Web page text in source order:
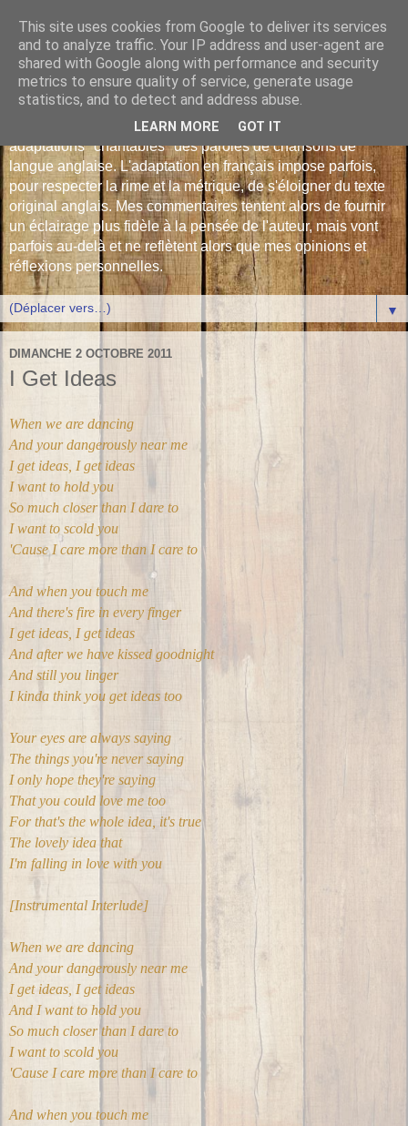
Les Monophonies de
Polyphrène
Versions françaises inédites : déjà plus de 510 traductions -
adaptations "chantables" des paroles de chansons de
langue anglaise. L'adaptation en français impose parfois,
pour respecter la rime et la métrique, de s'éloigner du texte
original anglais. Mes commentaires tentent alors de fournir
un éclairage plus fidèle à la pensée de l'auteur, mais vont
parfois au-delà et ne reflètent alors que mes opinions et
réflexions personnelles.
▼
DIMANCHE 2 OCTOBRE 2011
I Get Ideas
When we are dancing
And your dangerously near me
I get ideas, I get ideas
I want to hold you
So much closer than I dare to
I want to scold you
'Cause I care more than I care to
And when you touch me
And there's fire in every finger
I get ideas, I get ideas
And after we have kissed goodnight
And still you linger
I kinda think you get ideas too
Your eyes are always saying
The things you're never saying
I only hope they're saying
That you could love me too
For that's the whole idea, it's true
The lovely idea that
I'm falling in love with you
[Instrumental Interlude]
When we are dancing
And your dangerously near me
I get ideas, I get ideas
And I want to hold you
So much closer than I dare to
I want to scold you
'Cause I care more than I care to
And when you touch me
This site uses cookies from Google to deliver its services
and to analyze traffic. Your IP address and user-agent are
shared with Google along with performance and security
metrics to ensure quality of service, generate usage
statistics, and to detect and address abuse.
LEARN MORE GOT IT